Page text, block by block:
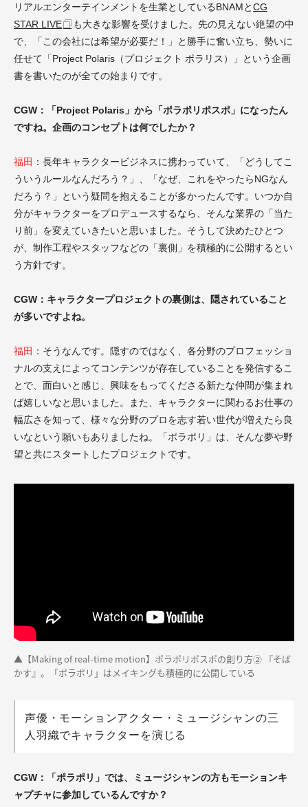
リアルエンターテインメントを生業としているBNAMとCG
STAR LIVE
も大きな影響を受けました。先の見えない絶望の中
で、「この会社には希望が必要だ！」と勝手に奮い立ち、勢いに
任せて「Project Polaris（プロジェクト ポラリス）」という企画
書を書いたのが全ての始まりです。
CGW：「Project Polaris」から「ポラポリポスポ」になったん
ですね。企画のコンセプトは何でしたか？
福田 ：長年キャラクタービジネスに携わっていて、「どうしてこ
ういうルールなんだろう？」、「なぜ、これをやったらNGなん
だろう？」という疑問を抱えることが多かったんです。いつか自
分がキャラクターをプロデュースするなら、そんな業界の「当た
り前」を変えていきたいと思いました。そうして決めたひとつ
が、制作工程やスタッフなどの「裏側」を積極的に公開するとい
う方針です。
CGW：キャラクタープロジェクトの裏側は、隠されていること
が多いですよね。
福田 ： そうなんです。隠すのではなく、各分野のプロフェッショ
ナルの支えによってコンテンツが存在していることを発信するこ
とで、面白いと感じ、興味をもってくださる新たな仲間が集まれ
ば嬉しいなと思いました。また、キャラクターに関わるお仕事の
幅広さを知って、様々な分野のプロを志す若い世代が増えたら良
いなという願いもありましたね。「ポラポリ」は、そんな夢や野
望と共にスタートしたプロジェクトです。
▲【Making of real-time motion】ポラポリポスポの創り方② 『そば
かす』。「ポラポリ」はメイキングも積極的に公開している
声優・モーションアクター・ミュージシャンの三
人羽織でキャラクターを演じる
CGW：「ポラポリ」では、ミュージシャンの方もモーションキ
ャプチャに参加しているんですか？